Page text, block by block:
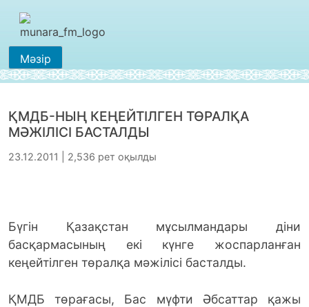
Мәзір
ҚМДБ-НЫҢ КЕҢЕЙТІЛГЕН ТӨРАЛҚА
МӘЖІЛІСІ БАСТАЛДЫ
23.12.2011 | 2,536 рет оқылды
Бүгін Қазақстан мұсылмандары діни
басқармасының екі күнге жоспарланған
кеңейтілген төралқа мәжілісі басталды.
ҚМДБ төрағасы, Бас мүфти Әбсаттар қажы